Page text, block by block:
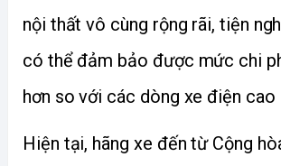
nội thất vô cùng rộng rãi, tiện
có thể đảm bảo được mức chi
hơn so với các dòng xe điện cao
Hiện tại, hãng xe đến từ Cộng